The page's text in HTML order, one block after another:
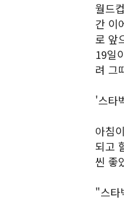
월드
간 이
로 앞
19일
려 그
'스타
아침
되고
씬 좋
"스타